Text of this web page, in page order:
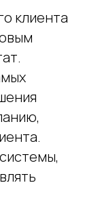
клиента